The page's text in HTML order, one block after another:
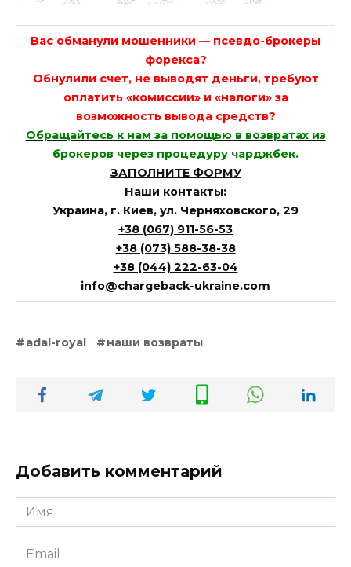
Вас обманули мошенники — псевдо-брокеры
форекса?
Обнулили счет, не выводят деньги, требуют
оплатить «комиссии» и «налоги» за
возможность вывода средств?
Обращайтесь к нам за помощью в возвратах из
брокеров через процедуру чарджбек.
ЗАПОЛНИТЕ ФОРМУ
Наши контакты:
Украина, г. Киев, ул. Черняховского, 29
+38 (067) 911-56-53
+38 (073) 588-38-38
+38 (044) 222-63-04
info@chargeback-ukraine.com
adal-royal наши возвраты
Добавить комментарий
Имя
*
Email